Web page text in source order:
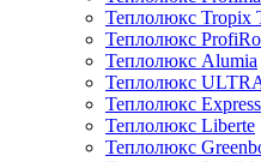
Теплолюкс Tropix
Теплолюкс
Теплолюкс Alumia
Теплолюкс
Теплолюкс Express
Теплолюкс Liberte
Теплолюкс